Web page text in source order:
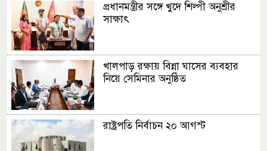
প্রধানমন্ত্রীর সঙ্গে খুদে শিল্পী অনুশ্রীর
সাক্ষাৎ
খালপাড় রক্ষায় বিন্না ঘাসের ব্যবহার
নিয়ে সেমিনার অনুষ্ঠিত
রাষ্ট্রপতি নির্বাচন ২০ আগস্ট